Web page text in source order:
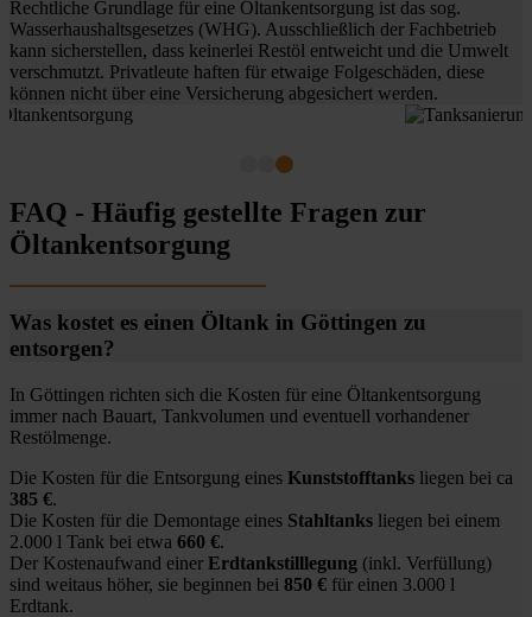
Rechtliche Grundlage für eine Öltankentsorgung ist das sog.
Wasserhaushaltsgesetzes (WHG). Ausschließlich der Fachbetrieb
kann sicherstellen, dass keinerlei Restöl entweicht und die Umwelt
verschmutzt. Privatleute haften für etwaige Folgeschäden, diese
können nicht über eine Versicherung abgesichert werden.
FAQ - Häufig gestellte Fragen zur
Öltankentsorgung
Was kostet es einen Öltank in Göttingen zu
entsorgen?
In Göttingen richten sich die Kosten für eine Öltankentsorgung
immer nach Bauart, Tankvolumen und eventuell vorhandener
Restölmenge.
Die Kosten für die Entsorgung eines Kunststofftanks liegen bei ca
385 €.
Die Kosten für die Demontage eines Stahltanks liegen bei einem
2.000 l Tank bei etwa 660 €.
Der Kostenaufwand einer Erdtankstilllegung (inkl. Verfüllung)
sind weitaus höher, sie beginnen bei 850 € für einen 3.000 l
Erdtank.